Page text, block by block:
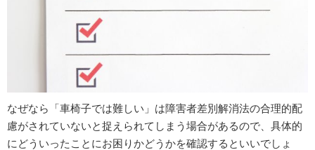
なぜなら「車椅子では難しい」は障害者差別解消法の合理的配
慮がされていないと捉えられてしまう場合があるので、具体的
にどういったことにお困りかどうかを確認するといいでしょ